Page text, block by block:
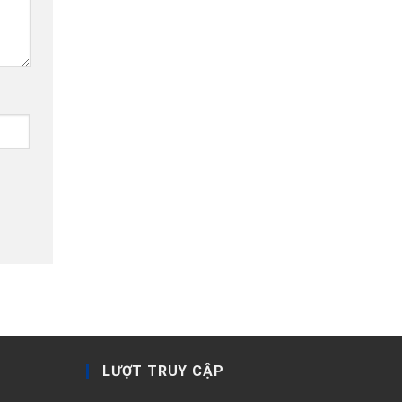
LƯỢT TRUY CẬP